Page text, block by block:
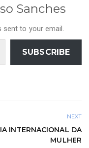
Sanches
to your email.
SUBSCRIBE
NEXT
INTERNACIONAL DA
MULHER